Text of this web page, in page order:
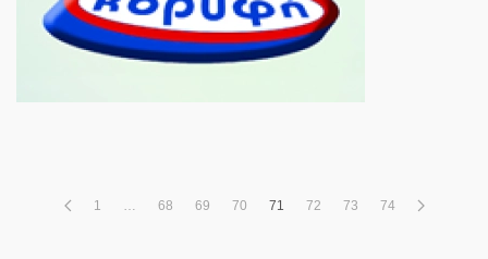
1 68 69 70 71 72 73 74